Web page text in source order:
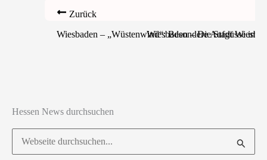
Zurück
Wiesbaden – „Wüstenwind“: Besondere Aufgüsse im
Wiesbaden – Die Stadt
Hessen News durchsuchen
Suchen
nach: